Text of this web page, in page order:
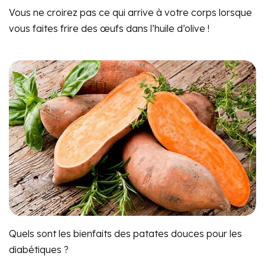
Vous ne croirez pas ce qui arrive à votre corps lorsque
vous faites frire des œufs dans l’huile d’olive !
Quels sont les bienfaits des patates douces pour les
diabétiques ?